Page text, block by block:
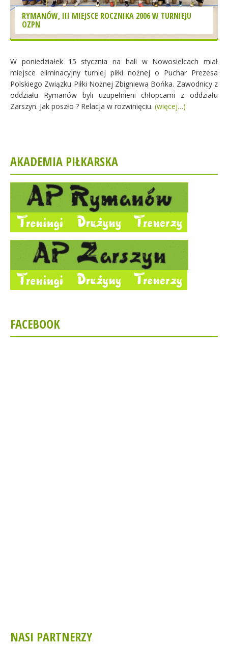
RYMANÓW, III MIEJSCE ROCZNIKA 2006 W TURNIEJU
OZPN
W poniedziałek 15 stycznia na hali w Nowosielcach miał
miejsce eliminacyjny turniej piłki nożnej o Puchar Prezesa
Polskiego Związku Piłki Nożnej Zbigniewa Bońka. Zawodnicy z
oddziału Rymanów byli uzupełnieni chłopcami z oddziału
Zarszyn. Jak poszło ? Relacja w rozwinięciu. (więcej…)
AKADEMIA PIŁKARSKA
FACEBOOK
NASI PARTNERZY